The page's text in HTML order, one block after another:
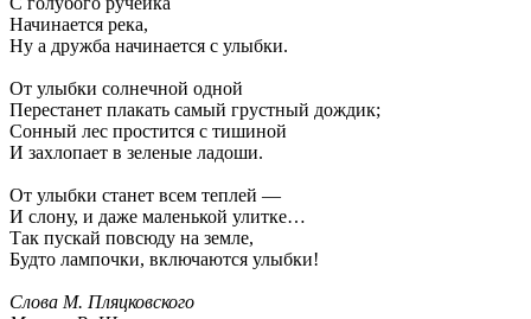
Начинается река,
Ну а дружба начинается с улыбки.
От улыбки солнечной одной
Перестанет плакать самый грустный дождик;
Сонный лес простится с тишиной
И захлопает в зеленые ладоши.
От улыбки станет всем теплей —
И слону, и даже маленькой улитке…
Так пускай повсюду на земле,
Будто лампочки, включаются улыбки!
Слова М. Пляцковского